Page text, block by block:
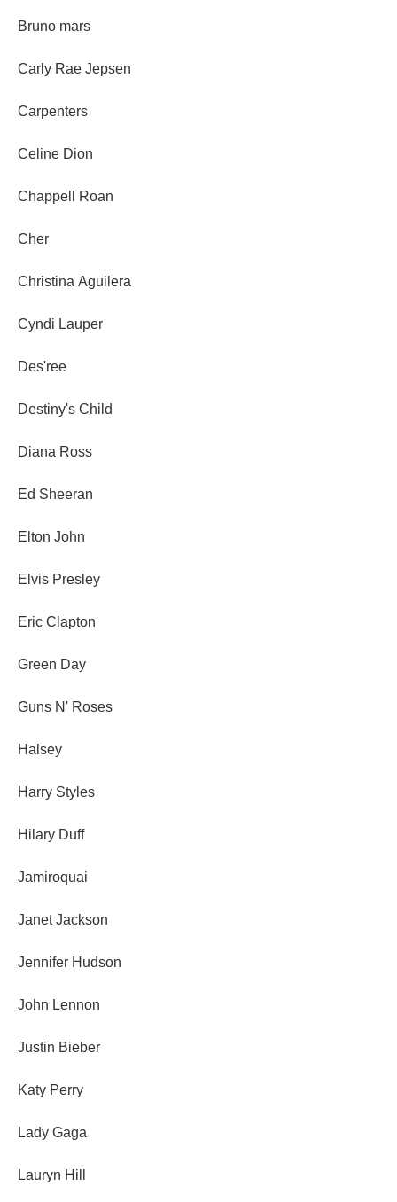
Bruno mars
Carly Rae Jepsen
Carpenters
Celine Dion
Chappell Roan
Cher
Christina Aguilera
Cyndi Lauper
Des'ree
Destiny's Child
Diana Ross
Ed Sheeran
Elton John
Elvis Presley
Eric Clapton
Green Day
Guns N' Roses
Halsey
Harry Styles
Hilary Duff
Jamiroquai
Janet Jackson
Jennifer Hudson
John Lennon
Justin Bieber
Katy Perry
Lady Gaga
Lauryn Hill